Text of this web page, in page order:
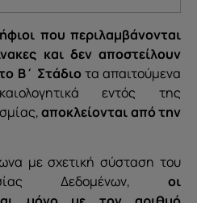
που περιλαμβάνονται
και δεν αποστείλουν
Β΄ Στάδιοτα απαιτούμενα
εντός της
αποκλείονται από την
με σχετική σύσταση του
Δεδομένων, οι